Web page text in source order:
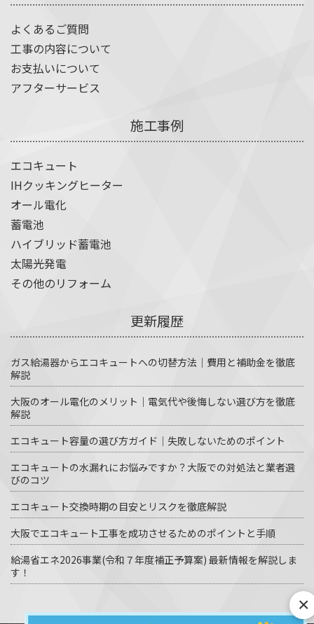
よくあるご質問
工事の内容について
お支払いについて
アフターサービス
施工事例
エコキュート
IHクッキングヒーター
オール電化
蓄電池
ハイブリッド蓄電池
太陽光発電
その他のリフォーム
更新履歴
ガス給湯器からエコキュートへの切替方法｜費用と補助金を徹底
解説
大阪のオール電化のメリット｜電気代や後悔しない選び方を徹底
解説
エコキュート容量の選び方ガイド｜失敗しないためのポイント
エコキュートの水漏れにお悩みですか？大阪での対処法と業者選
びのコツ
エコキュート交換時期の目安とリスクを徹底解説
大阪でエコキュート工事を成功させるためのポイントと手順
給湯省エネ2026事業(令和７年度補正予算案) 最新情報を解説しま
す！
×
© エコキュート激安革命 All Rights Reserved.